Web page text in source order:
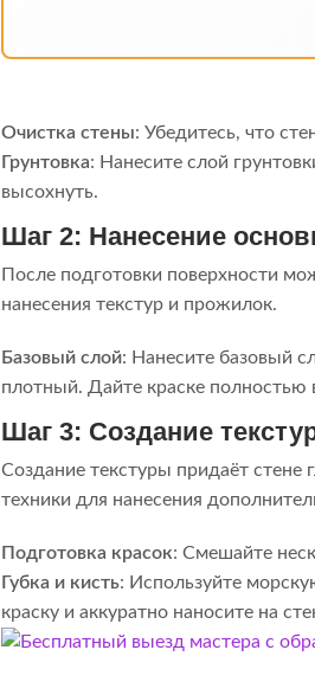
Очистка стены: Убедитесь, что
Грунтовка: Нанесите слой
высохнуть.
Шаг 2: Нанесение
После подготовки поверхности
нанесения текстур и прожилок.
Базовый слой: Нанесите базовый
плотный. Дайте краске полностью
Шаг 3: Создание
Создание текстуры придаёт стене
техники для нанесения
Подготовка красок: Смешайте
Губка и кисть: Используйте
краску и аккуратно наносите на